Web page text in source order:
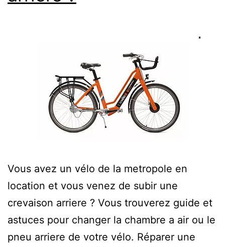
Vous avez un vélo de la metropole en
location et vous venez de subir une
crevaison arriere ? Vous trouverez guide et
astuces pour changer la chambre a air ou le
pneu arriere de votre vélo. Réparer une